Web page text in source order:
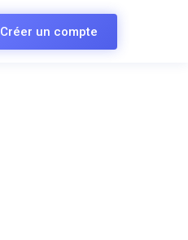
Créer un compte